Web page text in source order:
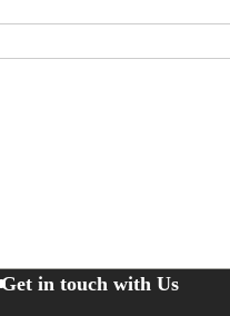
Get in touch with Us